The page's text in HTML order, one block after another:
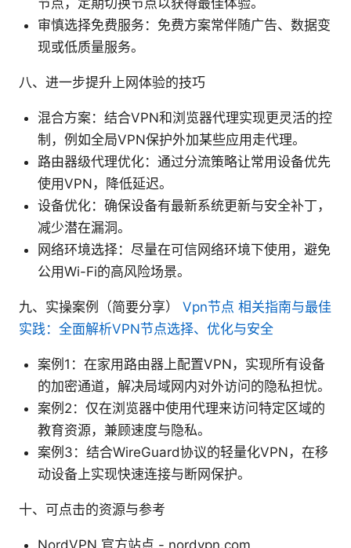
审慎选择免费服务：免费方案常伴随广告、数据变
现或低质量服务。
八、进一步提升上网体验的技巧
混合方案：结合VPN和浏览器代理实现更灵活的控
制，例如全局VPN保护外加某些应用走代理。
路由器级代理优化：通过分流策略让常用设备优先
使用VPN，降低延迟。
设备优化：确保设备有最新系统更新与安全补丁，
减少潜在漏洞。
网络环境选择：尽量在可信网络环境下使用，避免
公用Wi-Fi的高风险场景。
九、实操案例（简要分享） Vpn节点 相关指南与最佳
实践：全面解析VPN节点选择、优化与安全
案例1：在家用路由器上配置VPN，实现所有设备
的加密通道，解决局域网内对外访问的隐私担忧。
案例2：仅在浏览器中使用代理来访问特定区域的
教育资源，兼顾速度与隐私。
案例3：结合WireGuard协议的轻量化VPN，在移
动设备上实现快速连接与断网保护。
十、可点击的资源与参考
NordVPN 官方站点 - nordvpn.com